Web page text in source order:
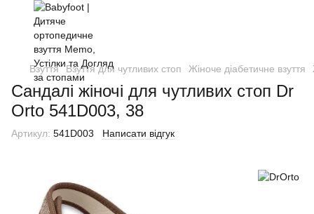
Взуття Взуття для чутливих стоп Жіноче діабетичне взуття
Cандалі жіночі для чутливих стоп Dr
Orto 541D003, 38
Артикул: 541D003 Написати відгук